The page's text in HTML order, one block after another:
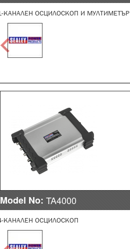
КАНАЛЕН ОСЦИЛОСКОП И МУЛТИМЕТЪР
Model No:TA4000
КАНАЛЕН ОСЦИЛОСКОП